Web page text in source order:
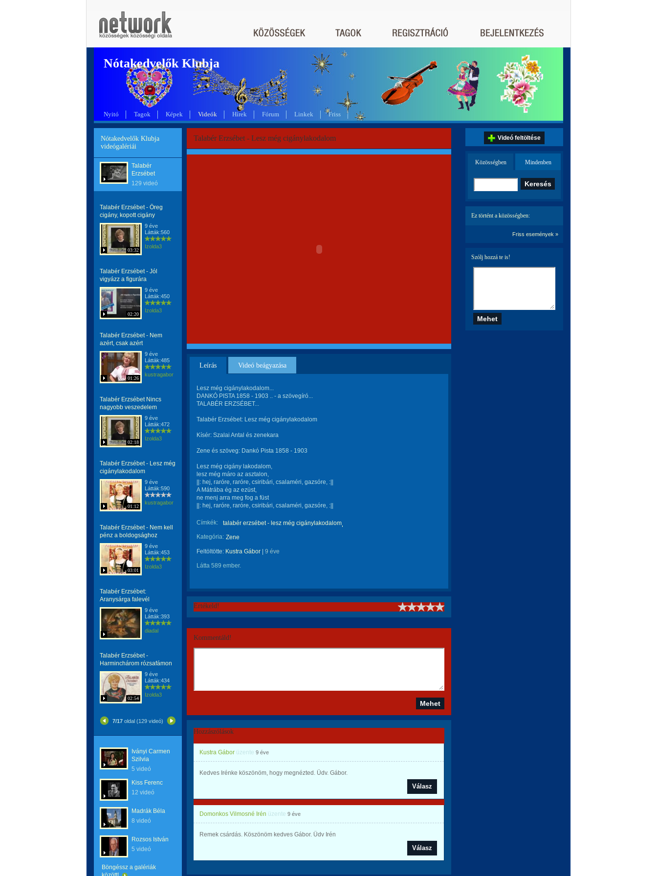
Nótakedvelők Klubja
Nyitó Tagok Képek Videók Hírek Fórum Linkek Friss
Nótakedvelők Klubja
videógalériái
Talabér
Erzsébet
129 videó
Talabér Erzsébet - Öreg
cigány, kopott cigány
03:32
9 éve
Látták:560
Izolda3
Talabér Erzsébet - Jól
vigyázz a figurára
02:20
9 éve
Látták:450
Izolda3
Talabér Erzsébet - Nem
azért, csak azért
01:26
9 éve
Látták:485
kustragabor
Talabér Erzsébet Nincs
nagyobb veszedelem
02:18
9 éve
Látták:472
Izolda3
Talabér Erzsébet - Lesz még
cigánylakodalom
01:12
9 éve
Látták:590
kustragabor
Talabér Erzsébet - Nem kell
pénz a boldogsághoz
03:01
9 éve
Látták:453
Izolda3
Talabér Erzsébet:
Aranysárga falevél
9 éve
Látták:393
diadal
Talabér Erzsébet -
Harminchárom rózsafámon
02:54
9 éve
Látták:434
Izolda3
7/17 oldal (129 videó)
Iványi Carmen
Szilvia
5 videó
Kiss Ferenc
12 videó
Madrák Béla
8 videó
Rozsos István
5 videó
Böngéssz a galériák
Talabér Erzsébet - Lesz még cigánylakodalom
Leírás Videó beágyazása
Lesz még cigánylakodalom...
DANKÓ PISTA 1858 - 1903 .. - a szövegíró...
TALABÉR ERZSÉBET...
Talabér Erzsébet: Lesz még cigánylakodalom
Kísér: Szalai Antal és zenekara
Zene és szöveg: Dankó Pista 1858 - 1903
Lesz még cigány lakodalom,
lesz még máro az asztalon,
||: hej, raróre, raróre, csiribári, csalaméri, gazsóre, :||
A Mátrába ég az ezüst,
ne menj arra meg fog a füst
||: hej, raróre, raróre, csiribári, csalaméri, gazsóre, :||
Címkék:
talabér erzsébet - lesz még cigánylakodalom
Kategória: Zene
Feltöltötte: Kustra Gábor 9 éve
Látta 589 ember.
Értékeld!
Kommentáld!
Hozzászólások
Kustra Gábor üzente 9 éve
Kedves Irénke köszönöm, hogy megnézted. Üdv. Gábor.
Válasz
Domonkos Vilmosné Irén üzente 9 éve
Remek csárdás. Köszönöm kedves Gábor. Üdv Irén
Válasz
Videó feltöltése
Közösségben Mindenben
Ez történt a közösségben:
Friss események »
Szólj hozzá te is!